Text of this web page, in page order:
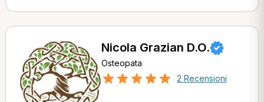
Nicola Grazian D.O.
Osteopata
2 Recensioni